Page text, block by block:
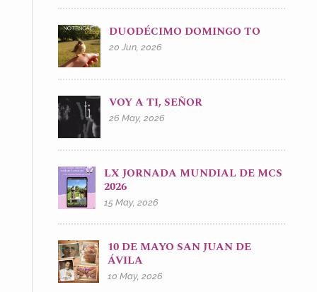
DUODÉCIMO DOMINGO TO
20 Jun, 2026
VOY A TI, SEÑOR
26 May, 2026
LX JORNADA MUNDIAL DE MCS
2026
15 May, 2026
10 DE MAYO SAN JUAN DE
ÁVILA
10 May, 2026